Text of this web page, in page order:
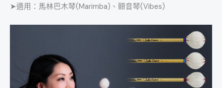
➤適用：馬林巴木琴(Marimba)、顫音琴(Vibes)